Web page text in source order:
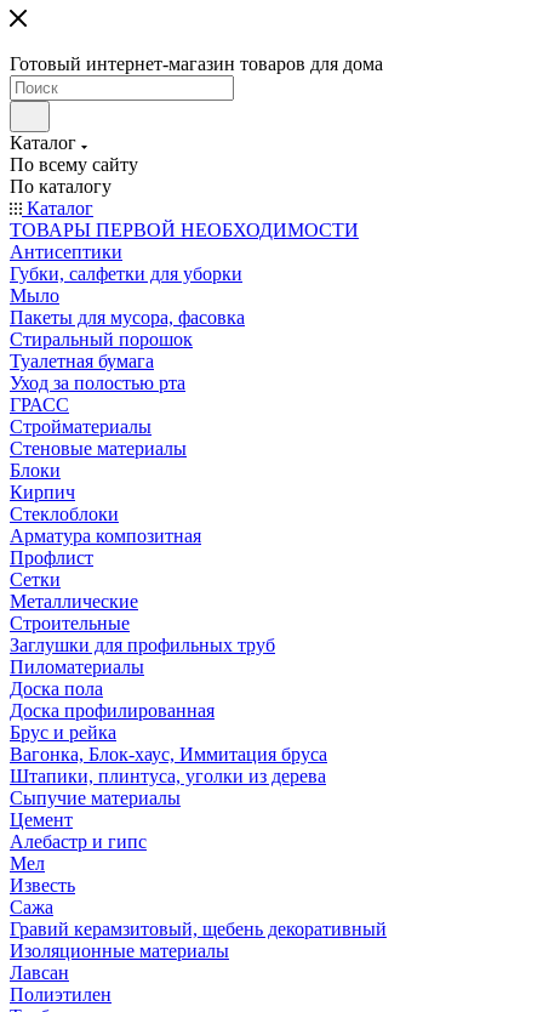
Готовый интернет-магазин товаров для дома
Каталог
По всему сайту
По каталогу
Каталог
ТОВАРЫ ПЕРВОЙ НЕОБХОДИМОСТИ
Антисептики
Губки, салфетки для уборки
Мыло
Пакеты для мусора, фасовка
Стиральный порошок
Туалетная бумага
Уход за полостью рта
ГРАСС
Стройматериалы
Стеновые материалы
Блоки
Кирпич
Стеклоблоки
Арматура композитная
Профлист
Сетки
Металлические
Строительные
Заглушки для профильных труб
Пиломатериалы
Доска пола
Доска профилированная
Брус и рейка
Вагонка, Блок-хаус, Иммитация бруса
Штапики, плинтуса, уголки из дерева
Сыпучие материалы
Цемент
Алебастр и гипс
Мел
Известь
Сажа
Гравий керамзитовый, щебень декоративный
Изоляционные материалы
Лавсан
Полиэтилен